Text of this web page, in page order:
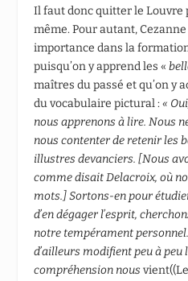
Il faut donc quitter le Louvre
même. Pour autant,
importance dans la
puisqu’on y apprend les «
maîtres du passé et qu’on y
du vocabulaire pictural :«
nous apprenons à lire. Nous
nous contenter de retenir les
illustres devanciers. [Nous
comme disait Delacroix, où
mots.]Sortons-en pour
d’en dégager l’esprit,
notre tempérament
d’ailleurs modifient peu à peu
compréhension nous